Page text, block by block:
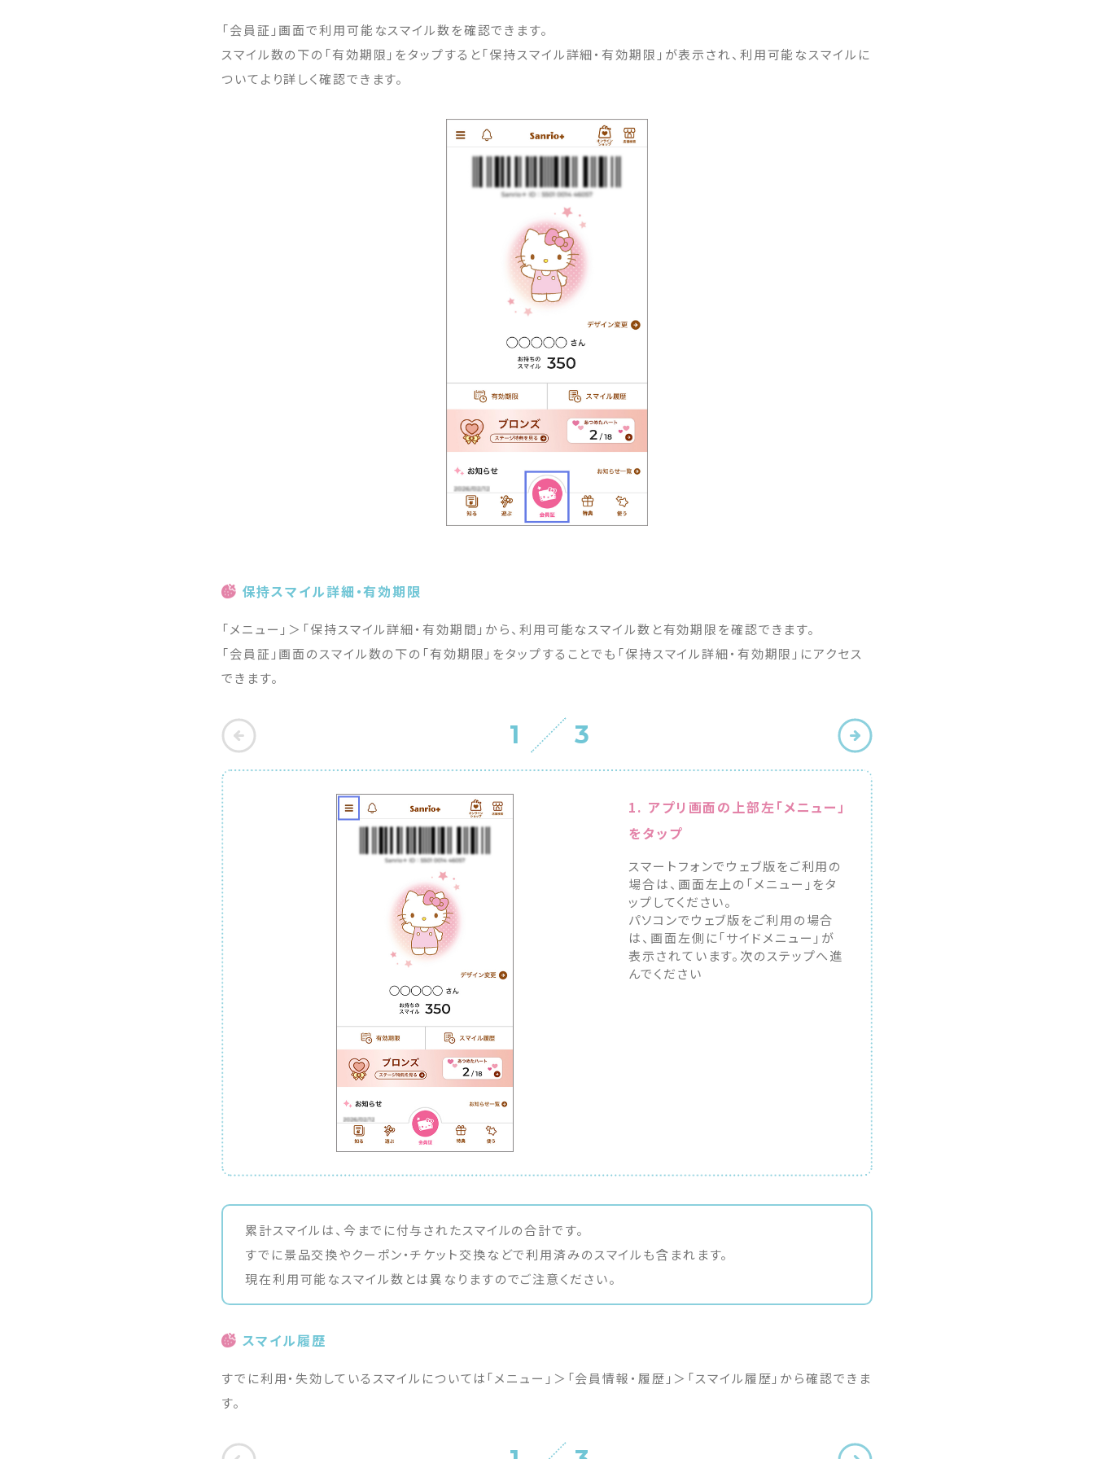
「会員証」画面で利用可能なスマイル数を確認できます。
スマイル数の下の「有効期限」をタップすると「保持スマイル詳細・有効期限」が表示され、利用可能なスマイルに
ついてより詳しく確認できます。
保持スマイル詳細・有効期限
「メニュー」＞「保持スマイル詳細・有効期間」から、利用可能なスマイル数と有効期限を確認できます。
「会員証」画面のスマイル数の下の「有効期限」をタップすることでも「保持スマイル詳細・有効期限」にアクセス
できます。
1 3
1. アプリ画面の上部左「メニュー」
をタップ
スマートフォンでウェブ版をご利用の
場合は、画面左上の「メニュー」をタ
ップしてください。
パソコンでウェブ版をご利用の場合
は、画面左側に「サイドメニュー」が
表示されています。次のステップへ進
んでください
累計スマイルは、今までに付与されたスマイルの合計です。
すでに景品交換やクーポン・チケット交換などで利用済みのスマイルも含まれます。
現在利用可能なスマイル数とは異なりますのでご注意ください。
スマイル履歴
すでに利用・失効しているスマイルについては「メニュー」＞「会員情報・履歴」＞「スマイル履歴」から確認できま
す。